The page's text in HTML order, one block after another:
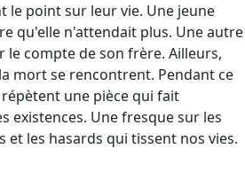
le point sur leur vie. Une jeune
qu'elle n'attendait plus. Une autre
le compte de son frère. Ailleurs,
mort se rencontrent. Pendant ce
une pièce qui fait
existences. Une fresque sur les
les hasards qui tissent nos vies.